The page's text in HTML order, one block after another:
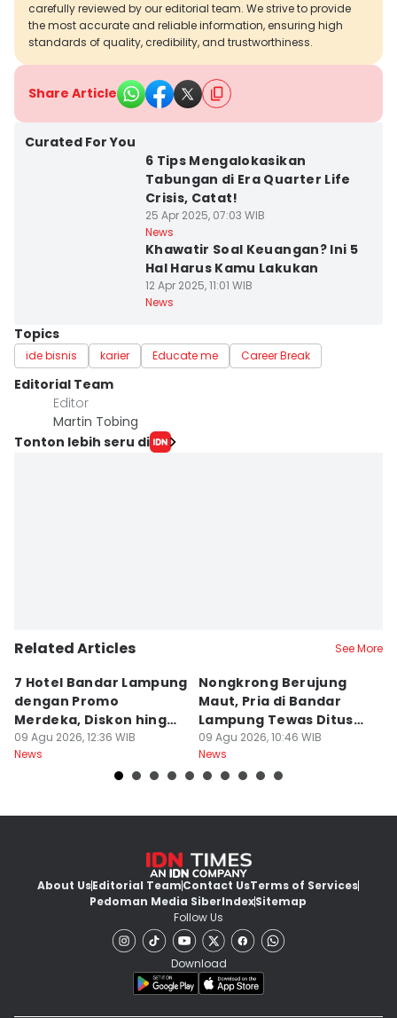
carefully reviewed by our editorial team. We strive to provide
the most accurate and reliable information, ensuring high
standards of quality, credibility, and trustworthiness.
Share Article
Curated For You
6 Tips Mengalokasikan
Tabungan di Era Quarter Life
Crisis, Catat!
25 Apr 2025, 07:03 WIB
News
Khawatir Soal Keuangan? Ini 5
Hal Harus Kamu Lakukan
12 Apr 2025, 11:01 WIB
News
Topics
ide bisnis karier Educate me Career Break
Editorial Team
Editor
Martin Tobing
Tonton lebih seru di
Related Articles See More
7 Hotel Bandar Lampung
dengan Promo
Merdeka, Diskon hingga
50 Persen
09 Agu 2026, 12:36 WIB
News
Nongkrong Berujung
Maut, Pria di Bandar
Lampung Tewas Ditusuk
Teman
09 Agu 2026, 10:46 WIB
News
About UsEditorial TeamContact UsTerms of Services
Pedoman Media SiberIndexSitemap
Follow Us
Download